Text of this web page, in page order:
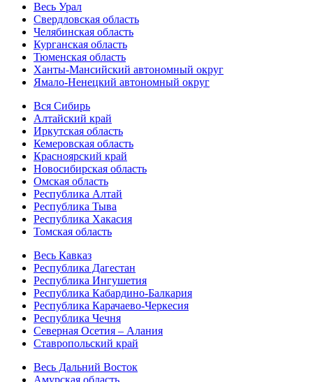
Весь Урал
Свердловская область
Челябинская область
Курганская область
Тюменская область
Ханты-Мансийский автономный округ
Ямало-Ненецкий автономный округ
Вся Сибирь
Алтайский край
Иркутская область
Кемеровская область
Красноярский край
Новосибирская область
Омская область
Республика Алтай
Республика Тыва
Республика Хакасия
Томская область
Весь Кавказ
Республика Дагестан
Республика Ингушетия
Республика Кабардино-Балкария
Республика Карачаево-Черкесия
Республика Чечня
Северная Осетия – Алания
Ставропольский край
Весь Дальний Восток
Амурская область